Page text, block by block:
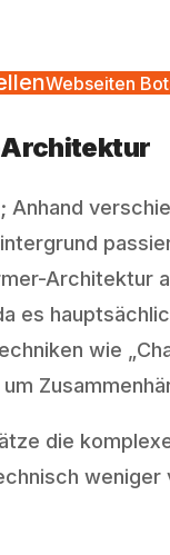
Webseiten
Architektur
es
wie
die